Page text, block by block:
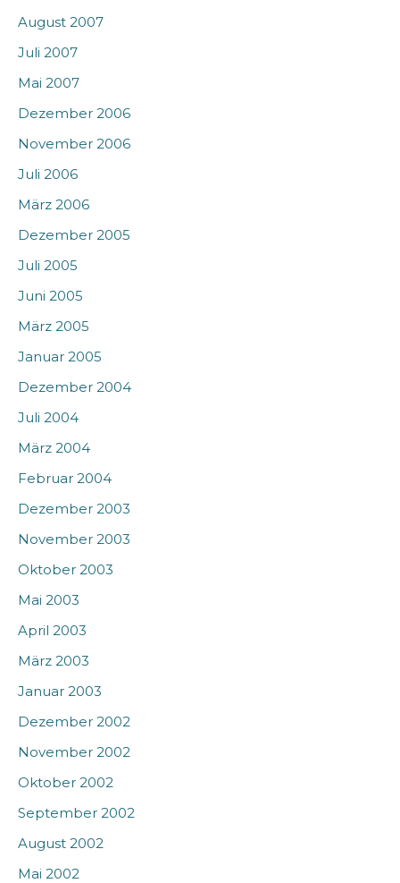
August 2007
Juli 2007
Mai 2007
Dezember 2006
November 2006
Juli 2006
März 2006
Dezember 2005
Juli 2005
Juni 2005
März 2005
Januar 2005
Dezember 2004
Juli 2004
März 2004
Februar 2004
Dezember 2003
November 2003
Oktober 2003
Mai 2003
April 2003
März 2003
Januar 2003
Dezember 2002
November 2002
Oktober 2002
September 2002
August 2002
Mai 2002